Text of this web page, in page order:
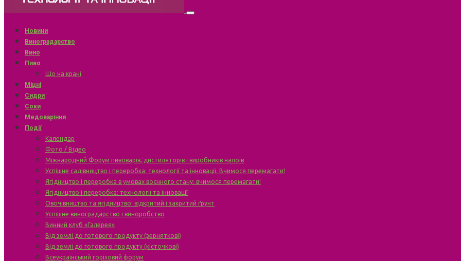
Новини
Виноградарство
Вино
Пиво
Що на крані
Міцні
Сидри
Соки
Медоваріння
Події
Календар
Фото / Відео
Міжнародний Форум пивоварів, дистиляторів і виробників напоїв
Успішне садівництво і переробка: технології та інновації. Вчимося перемагати!
Ягідництво і переробка в умовах воєнного стану: вчимося перемагати!
Ягідництво і переробка: технології та інновації
Овочівництво та ягідництво: відкритий і закритий ґрунт
Успішне виноградарство і виноробство
Винний клуб «Галерея»
Від землі до готового продукту (зерняткові)
Від землі до готового продукту (кісточкові)
Всеукраїнський горіховий форум